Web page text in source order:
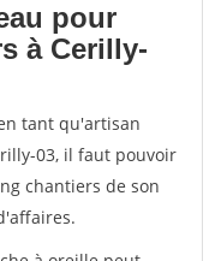
pour
à Cerilly-
tant qu'artisan
03, il faut pouvoir
chantiers de son